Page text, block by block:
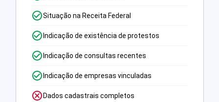
Situação na Receita Federal
Indicação de existência de protestos
Indicação de consultas recentes
Indicação de empresas vinculadas
Dados cadastrais completos